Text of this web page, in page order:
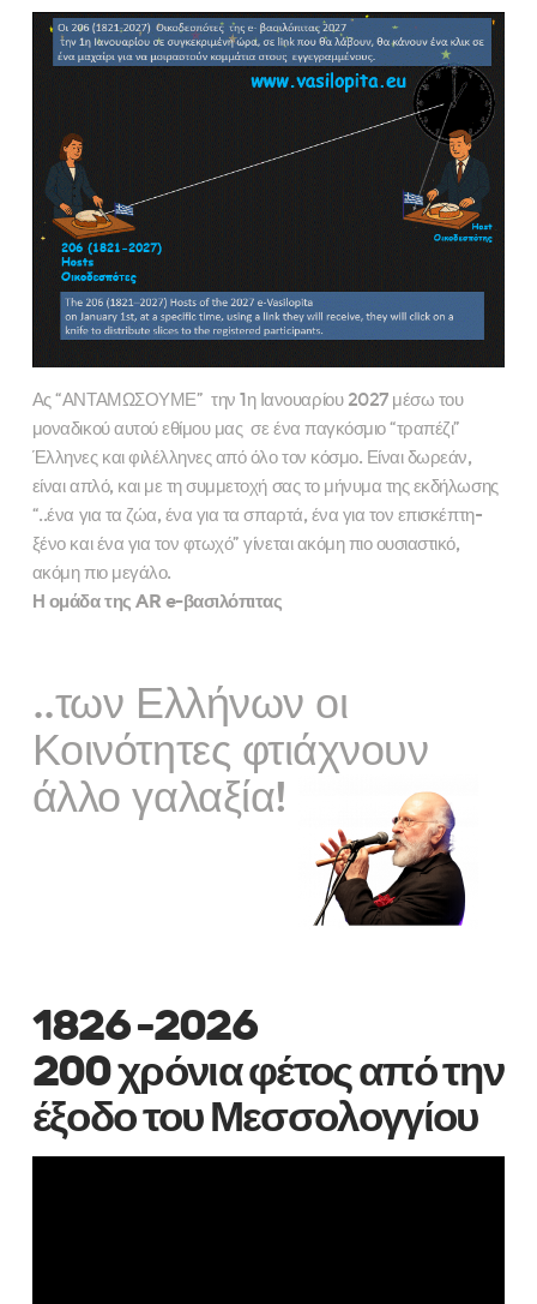
Ας “ΑΝΤΑΜΩΣΟΥΜΕ” την 1η Ιανουαρίου 2027 μέσω του
μοναδικού αυτού εθίμου μας σε ένα παγκόσμιο “τραπέζι”
Έλληνες και φιλέλληνες από όλο τον κόσμο. Είναι δωρεάν,
είναι απλό, και με τη συμμετοχή σας το μήνυμα της εκδήλωσης
“..ένα για τα ζώα, ένα για τα σπαρτά, ένα για τον επισκέπτη-
ξένο και ένα για τον φτωχό” γίνεται ακόμη πιο ουσιαστικό,
ακόμη πιο μεγάλο.
Η ομάδα της AR e-βασιλόπιτας
..των Ελλήνων οι
Κοινότητες φτιάχνουν
άλλο γαλαξία!
1826 -2026
200 χρόνια φέτος από την
έξοδο του Μεσσολογγίου